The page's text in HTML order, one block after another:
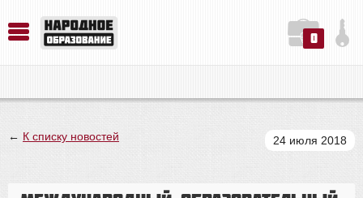
0
← К списку новостей 24 июля 2018